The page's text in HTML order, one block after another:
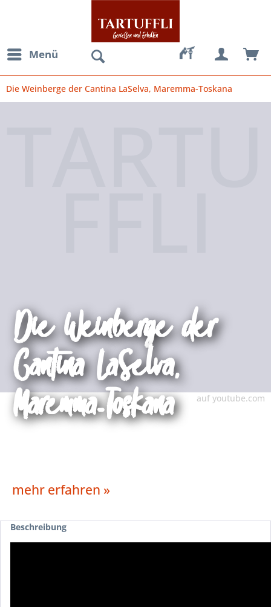
Menü
Die Weinberge der Cantina LaSelva, Maremma-Toskana
auf youtube.com
Die Weinberge der
Cantina LaSelva,
Maremma-Toskana
mehr erfahren »
Beschreibung